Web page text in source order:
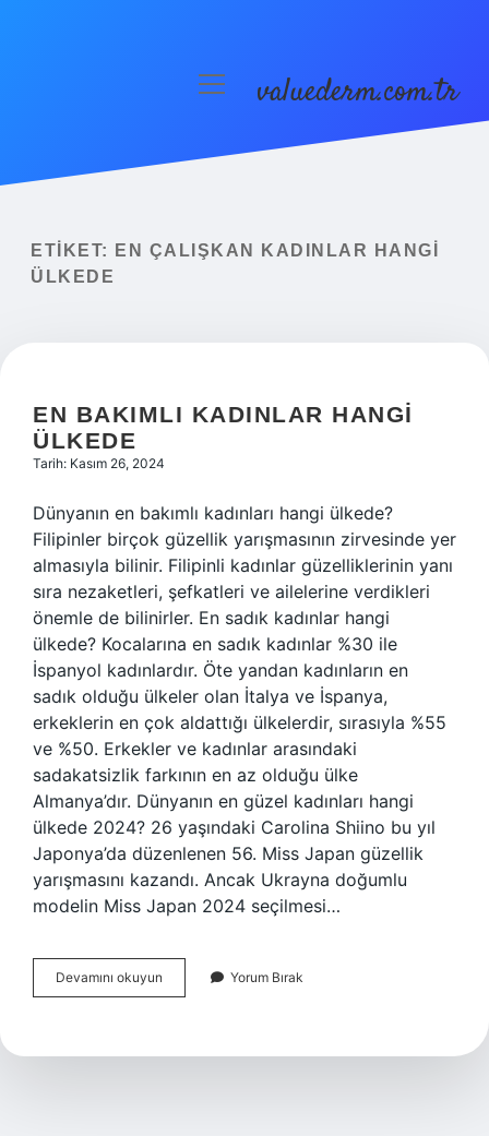
Yasal Uyarı
menüyüvaluederm.com.tr
ETIKET:
EN ÇALIŞKAN KADINLAR HANGI
ÜLKEDE
EN BAKIMLI KADINLAR HANGI
ÜLKEDE
Tarih: Kasım 26, 2024
Dünyanın en bakımlı kadınları hangi ülkede?
Filipinler birçok güzellik yarışmasının zirvesinde yer
almasıyla bilinir. Filipinli kadınlar güzelliklerinin yanı
sıra nezaketleri, şefkatleri ve ailelerine verdikleri
önemle de bilinirler. En sadık kadınlar hangi
ülkede? Kocalarına en sadık kadınlar %30 ile
İspanyol kadınlardır. Öte yandan kadınların en
sadık olduğu ülkeler olan İtalya ve İspanya,
erkeklerin en çok aldattığı ülkelerdir, sırasıyla %55
ve %50. Erkekler ve kadınlar arasındaki
sadakatsizlik farkının en az olduğu ülke
Almanya’dır. Dünyanın en güzel kadınları hangi
ülkede 2024? 26 yaşındaki Carolina Shiino bu yıl
Japonya’da düzenlenen 56. Miss Japan güzellik
yarışmasını kazandı. Ancak Ukrayna doğumlu
modelin Miss Japan 2024 seçilmesi…
Devamını okuyun
Bakımlı
Ülkede
Yorum Bırak